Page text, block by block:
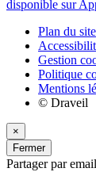
disponible sur
Plan du site
Gestion
Politique
Mentions
© Draveil
×
Fermer
Partager par email